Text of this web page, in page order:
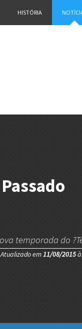
HISTÓRIA
temporada do
Atualizado em11/08/2015